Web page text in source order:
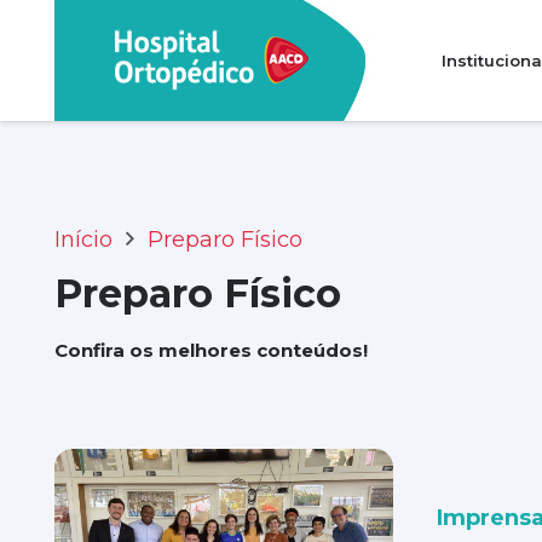
Início Preparo Físico
Preparo Físico
Confira os melhores conteúdos!
Imprensa